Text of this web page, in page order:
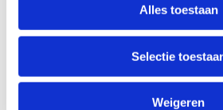
Alles toestaan
Selectie
Weigeren
programma op maat samen
bij jouw wensen.
Op sportstage in Genk
Ontdek ons sportverblijf